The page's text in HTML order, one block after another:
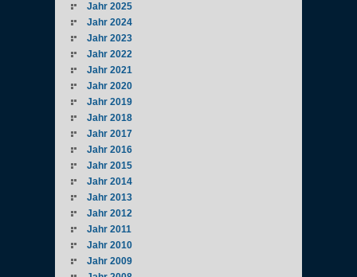
Jahr 2025
Jahr 2024
Jahr 2023
Jahr 2022
Jahr 2021
Jahr 2020
Jahr 2019
Jahr 2018
Jahr 2017
Jahr 2016
Jahr 2015
Jahr 2014
Jahr 2013
Jahr 2012
Jahr 2011
Jahr 2010
Jahr 2009